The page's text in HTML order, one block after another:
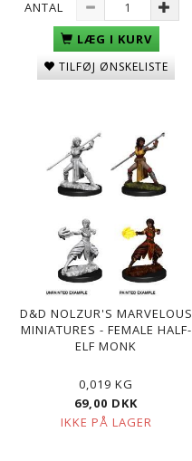
ANTAL
LÆG I KURV
TILFØJ ØNSKELISTE
D&D NOLZUR'S MARVELOUS
MINIATURES - FEMALE HALF-
ELF MONK
0,019 KG
69,00 DKK
IKKE PÅ LAGER